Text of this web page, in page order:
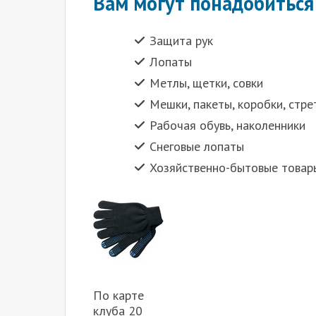
Защита рук
Лопаты
Метлы, щетки, совки
Мешки, пакеты, коробки,
Рабочая обувь, наколенники
Снеговые лопаты
Хозяйственно-бытовые
По карте
клуба 20